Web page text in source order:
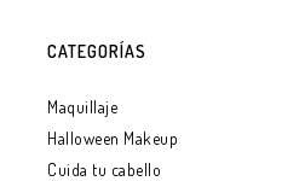
CATEGORÍAS
Maquillaje
Halloween Makeup
Cuida tu cabello